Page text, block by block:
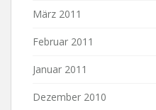
März 2011
Februar 2011
Januar 2011
Dezember 2010